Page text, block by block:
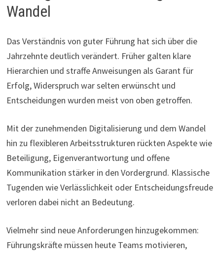
Wandel
Das Verständnis von guter Führung hat sich über die
Jahrzehnte deutlich verändert. Früher galten klare
Hierarchien und straffe Anweisungen als Garant für
Erfolg, Widerspruch war selten erwünscht und
Entscheidungen wurden meist von oben getroffen.
Mit der zunehmenden Digitalisierung und dem Wandel
hin zu flexibleren Arbeitsstrukturen rückten Aspekte wie
Beteiligung, Eigenverantwortung und offene
Kommunikation stärker in den Vordergrund. Klassische
Tugenden wie Verlässlichkeit oder Entscheidungsfreude
verloren dabei nicht an Bedeutung.
Vielmehr sind neue Anforderungen hinzugekommen:
Führungskräfte müssen heute Teams motivieren,